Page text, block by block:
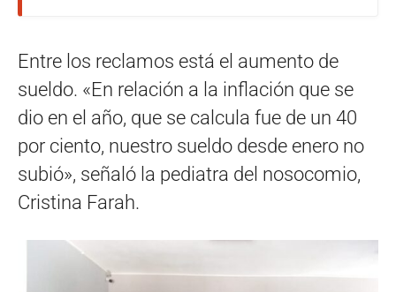
Entre los reclamos está el aumento de
sueldo. «En relación a la inflación que se
dio en el año, que se calcula fue de un 40
por ciento, nuestro sueldo desde enero no
subió», señaló la pediatra del nosocomio,
Cristina Farah.